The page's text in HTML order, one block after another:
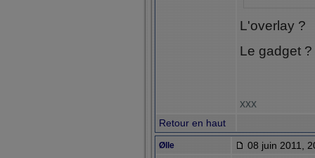
L'overlay ?
Le gadget ?
xxx
Retour en haut
Ølle 08 juin 2011,